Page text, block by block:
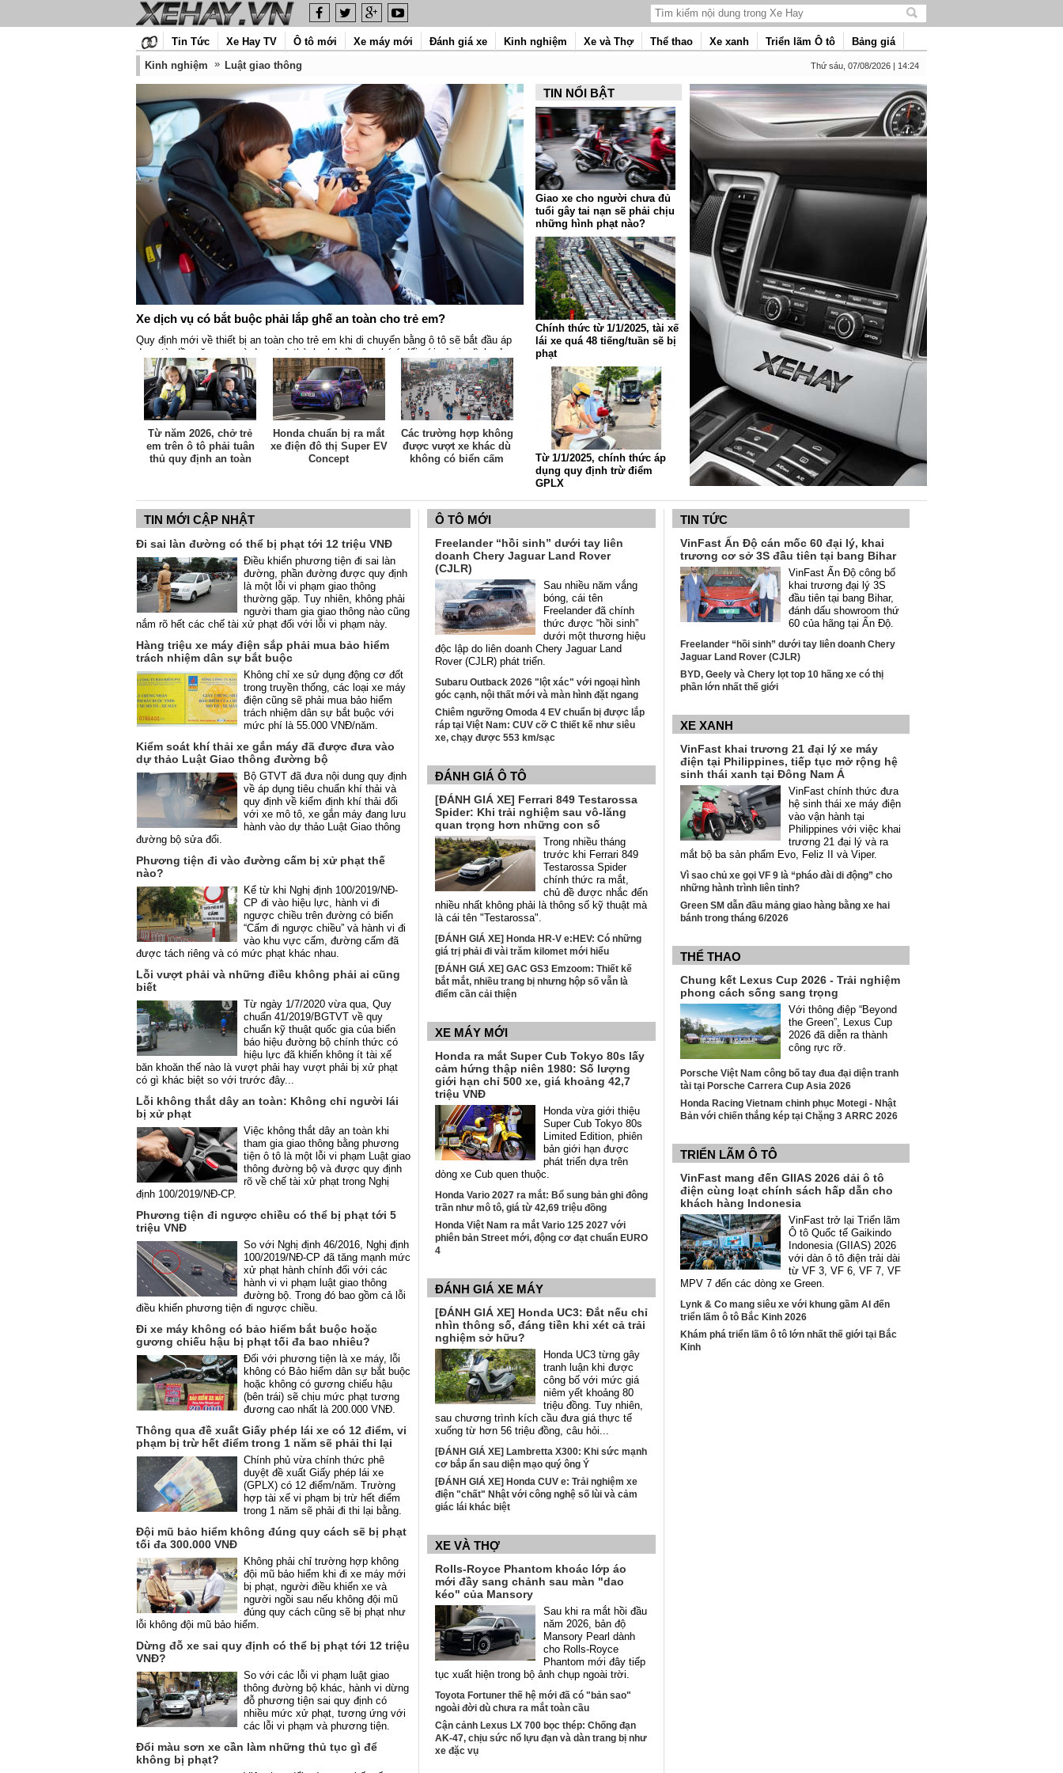
Tìm
nội
dung
Tin Tức Xe Hay TV Ô tô mới Xe máy mới Đánh giá xe Kinh nghiệm Xe và Thợ Thể thao Xe xanh Triển lãm Ô tô
Bảng giá
Kinh nghiệm
Luật giao thông Thứ sáu, 07/08/2026 | 14:24
Xe dịch vụ có bắt buộc phải lắp ghế an toàn cho trẻ em?
Quy định mới về thiết bị an toàn cho trẻ em khi di chuyển bằng ô tô sẽ bắt đầu áp
dụng từ đầu năm sau và đang trở thành chủ đề gây chú ý đối với cả gia đình sử
dụng xe riêng lẫn tài xế kinh doanh dịch vụ.
Từ năm 2026, chở trẻ
em trên ô tô phải tuân
thủ quy định an toàn
Honda chuẩn bị ra mắt
xe điện đô thị Super EV
Concept
Các trường hợp không
được vượt xe khác dù
không có biển cấm
TIN NỔI BẬT
Giao xe cho người chưa đủ
tuổi gây tai nạn sẽ phải chịu
những hình phạt nào?
Chính thức từ 1/1/2025, tài xế
lái xe quá 48 tiếng/tuần sẽ bị
phạt
Từ 1/1/2025, chính thức áp
dụng quy định trừ điểm
GPLX
TIN MỚI CẬP NHẬT
Đi sai làn đường có thể bị phạt tới 12 triệu VNĐ
Điều khiển phương tiện đi sai làn
đường, phần đường được quy định
là một lỗi vi phạm giao thông
thường gặp. Tuy nhiên, không phải
người tham gia giao thông nào cũng
nắm rõ hết các chế tài xử phạt đối với lỗi vi phạm này.
Hàng triệu xe máy điện sắp phải mua bảo hiểm
trách nhiệm dân sự bắt buộc
Không chỉ xe sử dụng động cơ đốt
trong truyền thống, các loại xe máy
điện cũng sẽ phải mua bảo hiểm
trách nhiệm dân sự bắt buộc với
mức phí là 55.000 VNĐ/năm.
Kiểm soát khí thải xe gắn máy đã được đưa vào
dự thảo Luật Giao thông đường bộ
Bộ GTVT đã đưa nội dung quy định
về áp dụng tiêu chuẩn khí thải và
quy định về kiểm định khí thải đối
với xe mô tô, xe gắn máy đang lưu
hành vào dự thảo Luật Giao thông
đường bộ sửa đổi.
Phương tiện đi vào đường cấm bị xử phạt thế
nào?
Kể từ khi Nghị định 100/2019/NĐ-
CP đi vào hiệu lực, hành vi đi
ngược chiều trên đường có biển
“Cấm đi ngược chiều” và hành vi đi
vào khu vực cấm, đường cấm đã
được tách riêng và có mức phạt khác nhau.
Lỗi vượt phải và những điều không phải ai cũng
biết
Từ ngày 1/7/2020 vừa qua, Quy
chuẩn 41/2019/BGTVT về quy
chuẩn kỹ thuật quốc gia của biển
báo hiệu đường bộ chính thức có
hiệu lực đã khiến không ít tài xế
băn khoăn thế nào là vượt phải hay vượt phải bị xử phạt
có gì khác biệt so với trước đây...
Lỗi không thắt dây an toàn: Không chỉ người lái
bị xử phạt
Việc không thắt dây an toàn khi
tham gia giao thông bằng phương
tiện ô tô là một lỗi vi phạm Luật giao
thông đường bộ và được quy định
rõ về chế tài xử phạt trong Nghị
định 100/2019/NĐ-CP.
Phương tiện đi ngược chiều có thể bị phạt tới 5
triệu VNĐ
So với Nghị định 46/2016, Nghị định
100/2019/NĐ-CP đã tăng mạnh mức
xử phạt hành chính đối với các
hành vi vi phạm luật giao thông
đường bộ. Trong đó bao gồm cả lỗi
điều khiển phương tiện đi ngược chiều.
Đi xe máy không có bảo hiểm bắt buộc hoặc
gương chiếu hậu bị phạt tối đa bao nhiêu?
Đối với phương tiện là xe máy, lỗi
không có Bảo hiểm dân sự bắt buộc
hoặc không có gương chiếu hậu
(bên trái) sẽ chịu mức phạt tương
đương cao nhất là 200.000 VNĐ.
Thông qua đề xuất Giấy phép lái xe có 12 điểm, vi
phạm bị trừ hết điểm trong 1 năm sẽ phải thi lại
Chính phủ vừa chính thức phê
duyệt đề xuất Giấy phép lái xe
(GPLX) có 12 điểm/năm. Trường
hợp tài xế vi phạm bị trừ hết điểm
trong 1 năm sẽ phải đi thi lại bằng.
Đội mũ bảo hiểm không đúng quy cách sẽ bị phạt
tối đa 300.000 VNĐ
Không phải chỉ trường hợp không
đội mũ bảo hiểm khi đi xe máy mới
bị phạt, người điều khiển xe và
người ngồi sau nếu không đội mũ
đúng quy cách cũng sẽ bị phạt như
lỗi không đội mũ bảo hiểm.
Dừng đỗ xe sai quy định có thể bị phạt tới 12 triệu
VNĐ?
So với các lỗi vi phạm luật giao
thông đường bộ khác, hành vi dừng
đỗ phương tiện sai quy định có
nhiều mức xử phạt, tương ứng với
các lỗi vi phạm và phương tiện.
Đổi màu sơn xe cần làm những thủ tục gì để
không bị phạt?
Ô TÔ MỚI
Freelander “hồi sinh” dưới tay liên
doanh Chery Jaguar Land Rover
(CJLR)
Sau nhiều năm vắng
bóng, cái tên
Freelander đã chính
thức được “hồi sinh”
dưới một thương hiệu
độc lập do liên doanh Chery Jaguar Land
Rover (CJLR) phát triển.
Subaru Outback 2026 "lột xác" với ngoại hình
góc cạnh, nội thất mới và màn hình đặt ngang
Chiêm ngưỡng Omoda 4 EV chuẩn bị được lắp
ráp tại Việt Nam: CUV cỡ C thiết kế như siêu
xe, chạy được 553 km/sạc
ĐÁNH GIÁ Ô TÔ
[ĐÁNH GIÁ XE] Ferrari 849 Testarossa
Spider: Khi trải nghiệm sau vô-lăng
quan trọng hơn những con số
Trong nhiều tháng
trước khi Ferrari 849
Testarossa Spider
chính thức ra mắt,
chủ đề được nhắc đến
nhiều nhất không phải là thông số kỹ thuật mà
là cái tên "Testarossa".
[ĐÁNH GIÁ XE] Honda HR-V e:HEV: Có những
giá trị phải đi vài trăm kilomet mới hiểu
[ĐÁNH GIÁ XE] GAC GS3 Emzoom: Thiết kế
bắt mắt, nhiều trang bị nhưng hộp số vẫn là
điểm cần cải thiện
XE MÁY MỚI
Honda ra mắt Super Cub Tokyo 80s lấy
cảm hứng thập niên 1980: Số lượng
giới hạn chỉ 500 xe, giá khoảng 42,7
triệu VNĐ
Honda vừa giới thiệu
Super Cub Tokyo 80s
Limited Edition, phiên
bản giới hạn được
phát triển dựa trên
dòng xe Cub quen thuộc.
Honda Vario 2027 ra mắt: Bổ sung bản ghi đông
trần như mô tô, giá từ 42,69 triệu đồng
Honda Việt Nam ra mắt Vario 125 2027 với
phiên bản Street mới, động cơ đạt chuẩn EURO
4
ĐÁNH GIÁ XE MÁY
[ĐÁNH GIÁ XE] Honda UC3: Đắt nếu chỉ
nhìn thông số, đáng tiền khi xét cả trải
nghiệm sở hữu?
Honda UC3 từng gây
tranh luận khi được
công bố với mức giá
niêm yết khoảng 80
triệu đồng. Tuy nhiên,
sau chương trình kích cầu đưa giá thực tế
xuống từ hơn 56 triệu đồng, câu hỏi...
[ĐÁNH GIÁ XE] Lambretta X300: Khi sức mạnh
cơ bắp ẩn sau diện mạo quý ông Ý
[ĐÁNH GIÁ XE] Honda CUV e: Trải nghiệm xe
điện "chất" Nhật với công nghệ số lùi và cảm
giác lái khác biệt
XE VÀ THỢ
Rolls-Royce Phantom khoác lớp áo
mới đầy sang chảnh sau màn "dao
kéo" của Mansory
Sau khi ra mắt hồi đầu
năm 2026, bản độ
Mansory Pearl dành
cho Rolls-Royce
Phantom mới đây tiếp
tục xuất hiện trong bộ ảnh chụp ngoài trời.
Toyota Fortuner thế hệ mới đã có "bản sao"
ngoài đời dù chưa ra mắt toàn cầu
Cận cảnh Lexus LX 700 bọc thép: Chống đạn
AK-47, chịu sức nổ lựu đạn và dàn trang bị như
xe đặc vụ
TIN TỨC
VinFast Ấn Độ cán mốc 60 đại lý, khai
trương cơ sở 3S đầu tiên tại bang Bihar
VinFast Ấn Độ công bố
khai trương đại lý 3S
đầu tiên tại bang Bihar,
đánh dấu showroom thứ
60 của hãng tại Ấn Độ.
Freelander “hồi sinh” dưới tay liên doanh Chery
Jaguar Land Rover (CJLR)
BYD, Geely và Chery lọt top 10 hãng xe có thị
phần lớn nhất thế giới
XE XANH
VinFast khai trương 21 đại lý xe máy
điện tại Philippines, tiếp tục mở rộng hệ
sinh thái xanh tại Đông Nam Á
VinFast chính thức đưa
hệ sinh thái xe máy điện
vào vận hành tại
Philippines với việc khai
trương 21 đại lý và ra
mắt bộ ba sản phẩm Evo, Feliz II và Viper.
Vì sao chủ xe gọi VF 9 là “pháo đài di động” cho
những hành trình liên tỉnh?
Green SM dẫn đầu mảng giao hàng bằng xe hai
bánh trong tháng 6/2026
THỂ THAO
Chung kết Lexus Cup 2026 - Trải nghiệm
phong cách sống sang trọng
Với thông điệp “Beyond
the Green”, Lexus Cup
2026 đã diễn ra thành
công rực rỡ.
Porsche Việt Nam công bố tay đua đại diện tranh
tài tại Porsche Carrera Cup Asia 2026
Honda Racing Vietnam chinh phục Motegi - Nhật
Bản với chiến thắng kép tại Chặng 3 ARRC 2026
TRIỂN LÃM Ô TÔ
VinFast mang đến GIIAS 2026 dải ô tô
điện cùng loạt chính sách hấp dẫn cho
khách hàng Indonesia
VinFast trở lại Triển lãm
Ô tô Quốc tế Gaikindo
Indonesia (GIIAS) 2026
với dàn ô tô điện trải dài
từ VF 3, VF 6, VF 7, VF
MPV 7 đến các dòng xe Green.
Lynk & Co mang siêu xe với khung gầm AI đến
triển lãm ô tô Bắc Kinh 2026
Khám phá triển lãm ô tô lớn nhất thế giới tại Bắc
Kinh